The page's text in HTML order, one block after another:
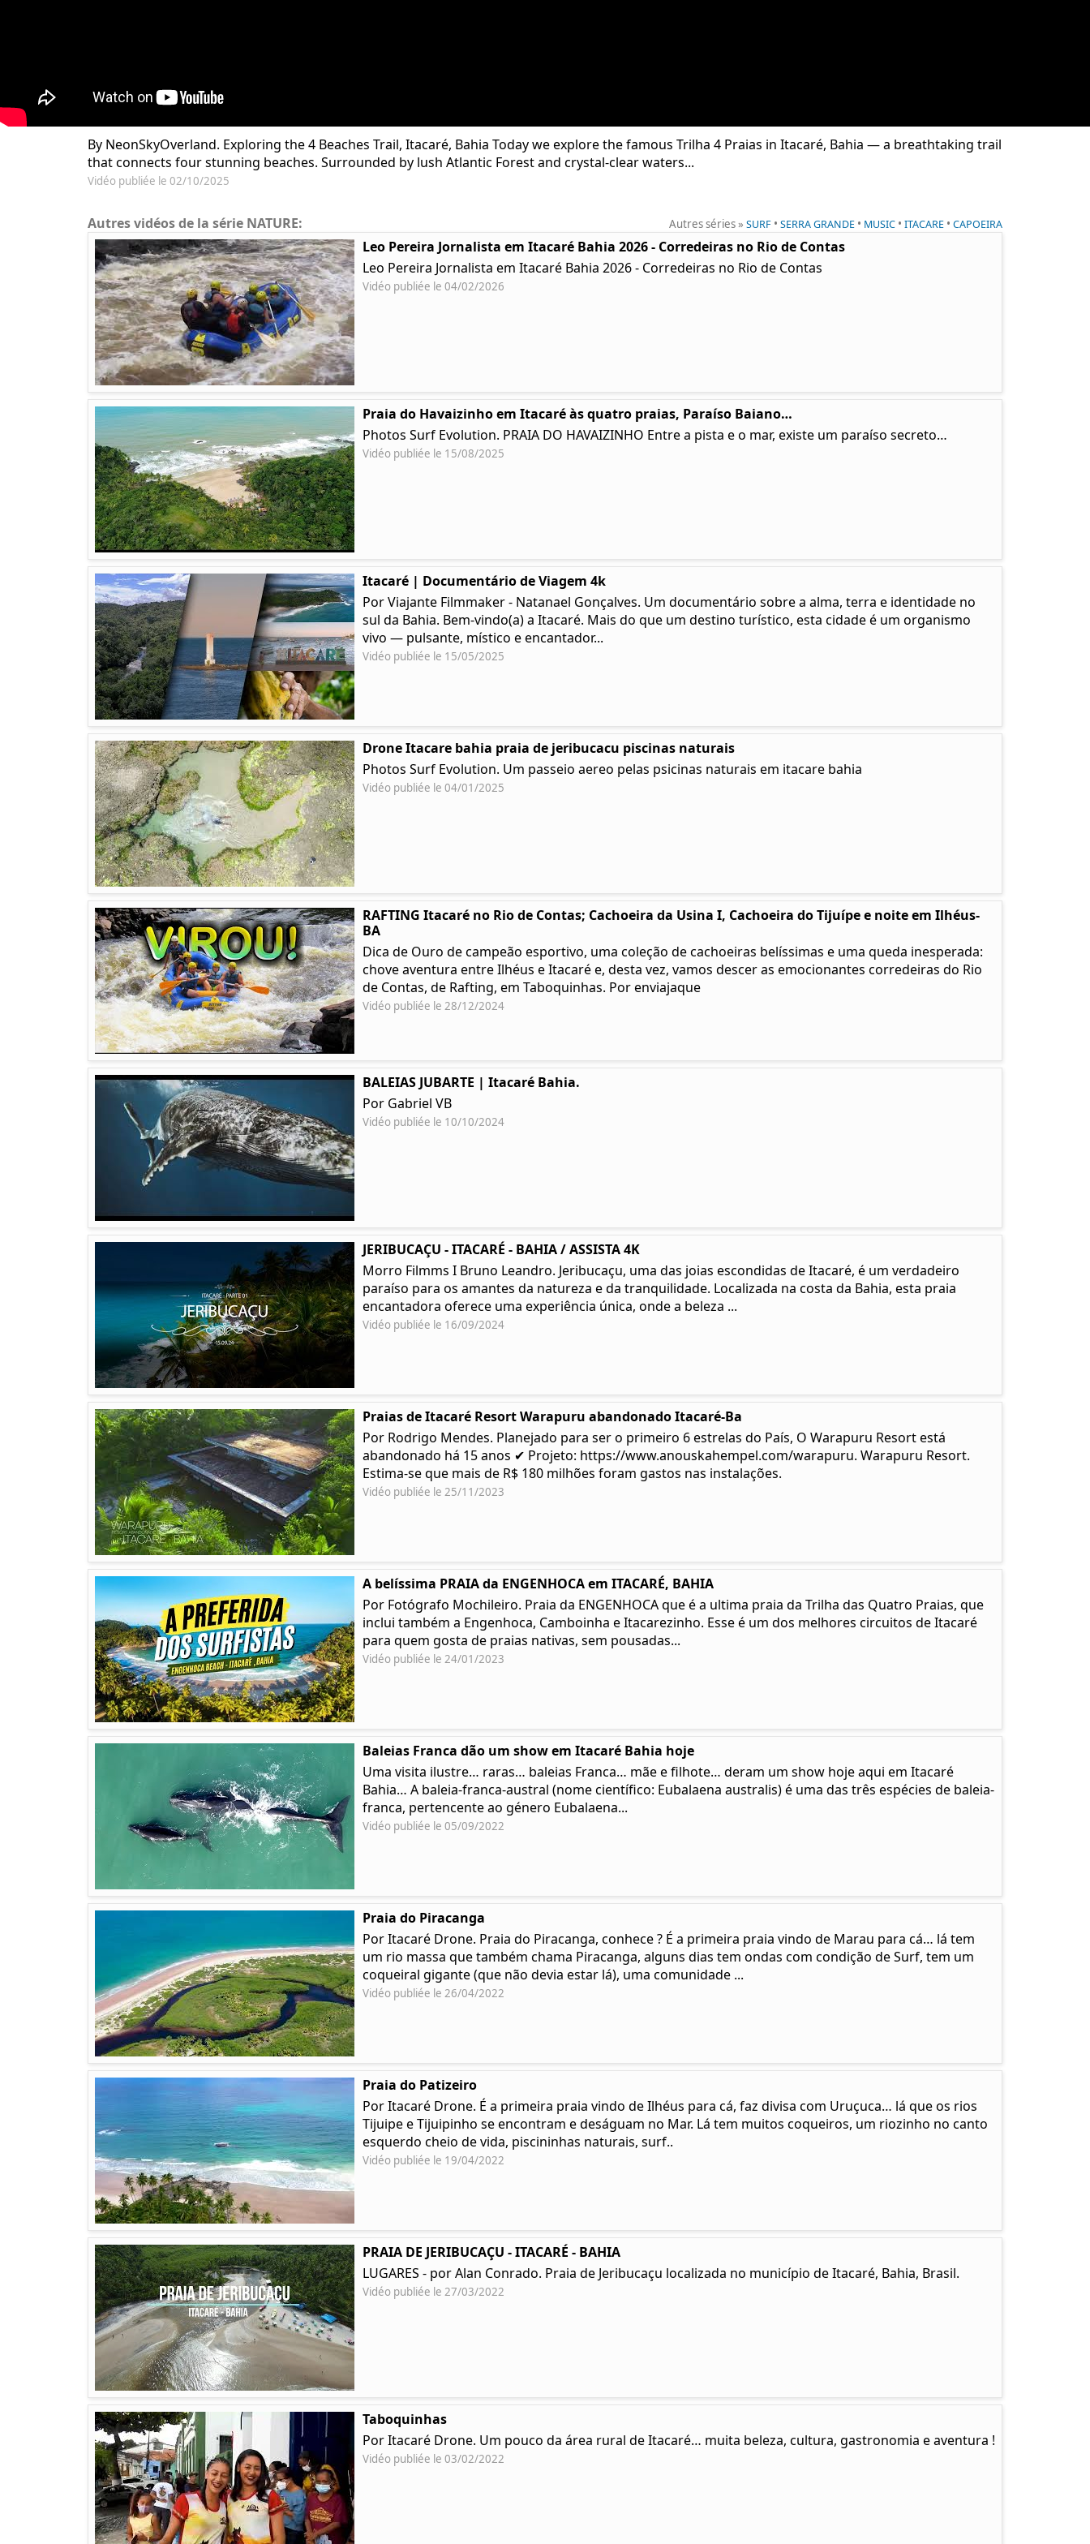
By NeonSkyOverland. Exploring the 4 Beaches Trail, Itacaré, Bahia Today we explore the famous Trilha 4 Praias in Itacaré, Bahia — a breathtaking trail
that connects four stunning beaches. Surrounded by lush Atlantic Forest and crystal-clear waters...
Vidéo publiée le 02/10/2025
Autres séries »SURF •SERRA GRANDE • MUSIC •ITACARE •CAPOEIRA
Autres vidéos de la série NATURE:
Leo Pereira Jornalista em Itacaré Bahia 2026 - Corredeiras no Rio de Contas
Leo Pereira Jornalista em Itacaré Bahia 2026 - Corredeiras no Rio de Contas
Vidéo publiée le 04/02/2026
Praia do Havaizinho em Itacaré às quatro praias, Paraíso Baiano…
Photos Surf Evolution. PRAIA DO HAVAIZINHO Entre a pista e o mar, existe um paraíso secreto…
Vidéo publiée le 15/08/2025
Itacaré | Documentário de Viagem 4k
Por Viajante Filmmaker - Natanael Gonçalves. Um documentário sobre a alma, terra e identidade no
sul da Bahia. Bem-vindo(a) a Itacaré. Mais do que um destino turístico, esta cidade é um organismo
vivo — pulsante, místico e encantador...
Vidéo publiée le 15/05/2025
Drone Itacare bahia praia de jeribucacu piscinas naturais
Photos Surf Evolution. Um passeio aereo pelas psicinas naturais em itacare bahia
Vidéo publiée le 04/01/2025
RAFTING Itacaré no Rio de Contas; Cachoeira da Usina I, Cachoeira do Tijuípe e noite em Ilhéus-
BA
Dica de Ouro de campeão esportivo, uma coleção de cachoeiras belíssimas e uma queda inesperada:
chove aventura entre Ilhéus e Itacaré e, desta vez, vamos descer as emocionantes corredeiras do Rio
de Contas, de Rafting, em Taboquinhas. Por enviajaque
Vidéo publiée le 28/12/2024
BALEIAS JUBARTE | Itacaré Bahia.
Por Gabriel VB
Vidéo publiée le 10/10/2024
JERIBUCAÇU - ITACARÉ - BAHIA / ASSISTA 4K
Morro Filmms I Bruno Leandro. Jeribucaçu, uma das joias escondidas de Itacaré, é um verdadeiro
paraíso para os amantes da natureza e da tranquilidade. Localizada na costa da Bahia, esta praia
encantadora oferece uma experiência única, onde a beleza ...
Vidéo publiée le 16/09/2024
Praias de Itacaré Resort Warapuru abandonado Itacaré-Ba
Por Rodrigo Mendes. Planejado para ser o primeiro 6 estrelas do País, O Warapuru Resort está
abandonado há 15 anos ✔ Projeto: https://www.anouskahempel.com/warapuru. Warapuru Resort.
Estima-se que mais de R$ 180 milhões foram gastos nas instalações.
Vidéo publiée le 25/11/2023
A belíssima PRAIA da ENGENHOCA em ITACARÉ, BAHIA
Por Fotógrafo Mochileiro. Praia da ENGENHOCA que é a ultima praia da Trilha das Quatro Praias, que
inclui também a Engenhoca, Camboinha e Itacarezinho. Esse é um dos melhores circuitos de Itacaré
para quem gosta de praias nativas, sem pousadas...
Vidéo publiée le 24/01/2023
Baleias Franca dão um show em Itacaré Bahia hoje
Uma visita ilustre… raras… baleias Franca… mãe e filhote… deram um show hoje aqui em Itacaré
Bahia… A baleia-franca-austral (nome científico: Eubalaena australis) é uma das três espécies de baleia-
franca, pertencente ao género Eubalaena...
Vidéo publiée le 05/09/2022
Praia do Piracanga
Por Itacaré Drone. Praia do Piracanga, conhece ? É a primeira praia vindo de Marau para cá… lá tem
um rio massa que também chama Piracanga, alguns dias tem ondas com condição de Surf, tem um
coqueiral gigante (que não devia estar lá), uma comunidade ...
Vidéo publiée le 26/04/2022
Praia do Patizeiro
Por Itacaré Drone. É a primeira praia vindo de Ilhéus para cá, faz divisa com Uruçuca… lá que os rios
Tijuipe e Tijuipinho se encontram e deságuam no Mar. Lá tem muitos coqueiros, um riozinho no canto
esquerdo cheio de vida, piscininhas naturais, surf..
Vidéo publiée le 19/04/2022
PRAIA DE JERIBUCAÇU - ITACARÉ - BAHIA
LUGARES - por Alan Conrado. Praia de Jeribucaçu localizada no município de Itacaré, Bahia, Brasil.
Vidéo publiée le 27/03/2022
Taboquinhas
Por Itacaré Drone. Um pouco da área rural de Itacaré… muita beleza, cultura, gastronomia e aventura !
Vidéo publiée le 03/02/2022